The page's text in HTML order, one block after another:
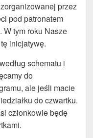
przez
pod patronatem
W tym roku Nasze
inicjatywę.
schematu i
do
ale jeśli macie
do czwartku.
członkowie będę